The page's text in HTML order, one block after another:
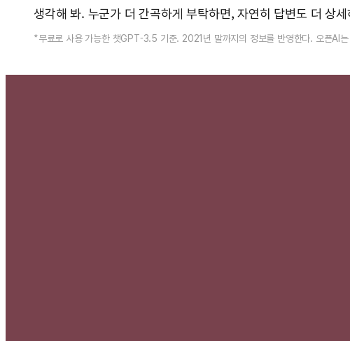
생각해 봐. 누군가 더 간곡하게 부탁하면, 자연히 답변도 더 상
*무료로 사용 가능한 챗GPT-3.5 기준. 2021년 말까지의 정보를 반영한다. 오픈AI